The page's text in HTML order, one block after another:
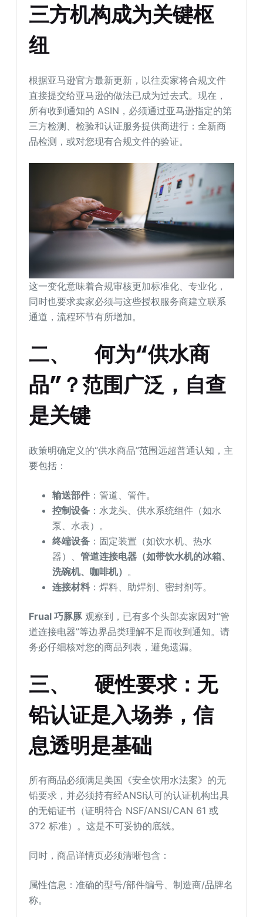
三方机构成为关键枢
纽
根据亚马逊官方最新更新，以往卖家将合规文件
直接提交给亚马逊的做法已成为过去式。现在，
所有收到通知的 ASIN，必须通过亚马逊指定的第
三方检测、检验和认证服务提供商进行：全新商
品检测，或对您现有合规文件的验证。
这一变化意味着合规审核更加标准化、专业化，
同时也要求卖家必须与这些授权服务商建立联系
通道，流程环节有所增加。
二、
何为“供水商
品”？范围广泛，自查
是关键
政策明确定义的“供水商品”范围远超普通认知，主
要包括：
输送部件 ：管道、管件。
控制设备 ：水龙头、供水系统组件（如水
泵、水表）。
终端设备 ：固定装置（如饮水机、热水
器）、管道连接电器（如带饮水机的冰箱、
洗碗机、咖啡机） 。
连接材料 ：焊料、助焊剂、密封剂等。
Frual 巧豚豚 观察到，已有多个头部卖家因对“管
道连接电器”等边界品类理解不足而收到通知。请
务必仔细核对您的商品列表，避免遗漏。
三、
硬性要求：无
铅认证是入场券，信
息透明是基础
所有商品必须满足美国《安全饮用水法案》的无
铅要求，并必须持有经ANSI认可的认证机构出具
的无铅证书（证明符合 NSF/ANSI/CAN 61 或
372 标准）。这是不可妥协的底线。
同时，商品详情页必须清晰包含：
属性信息：准确的型号/部件编号、制造商/品牌名
称。